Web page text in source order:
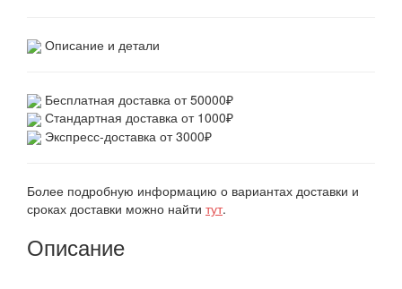
Описание и детали
Бесплатная доставка от 50000₽
Стандартная доставка от 1000₽
Экспресс-доставка от 3000₽
Более подробную информацию о вариантах доставки и
сроках доставки можно найти тут.
Описание